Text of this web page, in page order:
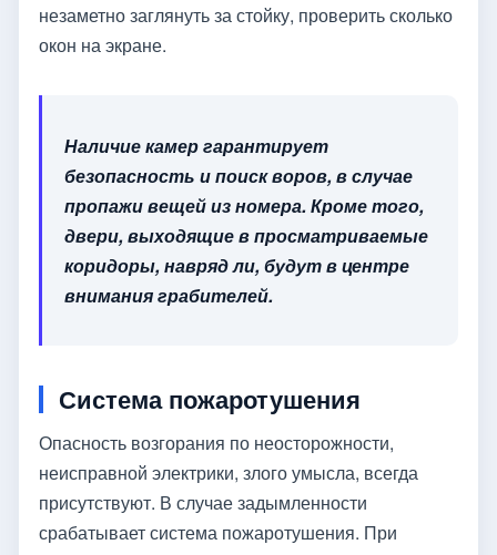
незаметно заглянуть за стойку, проверить сколько
окон на экране.
Наличие камер гарантирует
безопасность и поиск воров, в случае
пропажи вещей из номера. Кроме того,
двери, выходящие в просматриваемые
коридоры, навряд ли, будут в центре
внимания грабителей.
Система пожаротушения
Опасность возгорания по неосторожности,
неисправной электрики, злого умысла, всегда
присутствуют. В случае задымленности
срабатывает система пожаротушения. При